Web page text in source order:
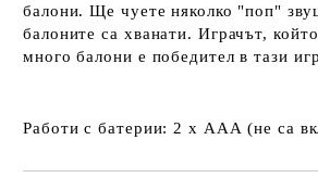
балони. Ще чуете няколко "поп"
балоните са хванати. Играчът,
много балони е победител в тази
Работи с батерии: 2 х ААА (не са